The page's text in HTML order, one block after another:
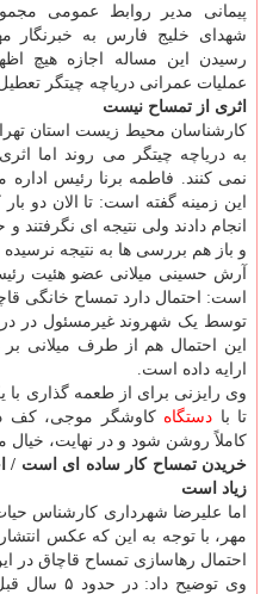
پیمانی مدیر روابط عمومی
شهدای خلیج فارس به خبرنگار
رسیدن این مساله اجازه هیچ
عملیات عمرانی دریاچه چیتگر
اثری از تمساح نیست
کارشناسان محیط زیست استان
به دریاچه چیتگر می روند اما
نمی کنند. فاطمه برنا رئیس
این زمینه گفته است: تا الان دو بار
انجام دادند ولی نتیجه ای نگرفتند
و باز هم بررسی ها به نتیجه
آرش حسینی میلانی عضو هئیت
است: احتمال دارد تمساح خانگی
توسط یک شهروند غیرمسئول در
این احتمال هم از طرف میلانی
ارایه داده است.
وی رایزنی برای از طعمه گذاری
تا با دستگاه کاوشگر موجی، کف
کاملاً روشن شود و در نهایت،
خریدن تمساح کار ساده ای است /
زیاد است
اما علیرضا شهرداری کارشناس
مهر، با توجه به این که عکس
احتمال رهاسازی تمساح قاچاق در
وی توضیح